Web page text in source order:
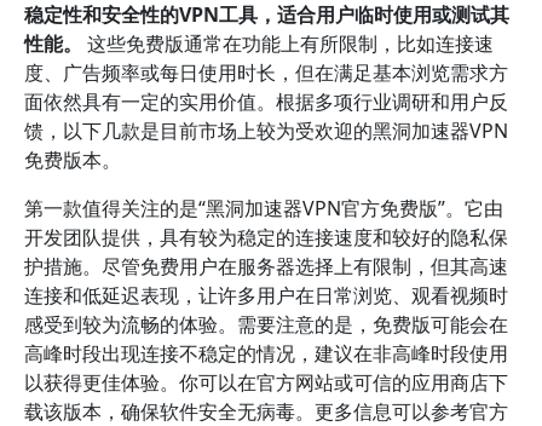
稳定性和安全性的VPN工具，适合用户临时使用或测试其
性能。
这些免费版通常在功能上有所限制，比如连接速
度、广告频率或每日使用时长，但在满足基本浏览需求方
面依然具有一定的实用价值。根据多项行业调研和用户反
馈，以下几款是目前市场上较为受欢迎的黑洞加速器VPN
免费版本。
第一款值得关注的是“黑洞加速器VPN官方免费版”。它由
开发团队提供，具有较为稳定的连接速度和较好的隐私保
护措施。尽管免费用户在服务器选择上有限制，但其高速
连接和低延迟表现，让许多用户在日常浏览、观看视频时
感受到较为流畅的体验。需要注意的是，免费版可能会在
高峰时段出现连接不稳定的情况，建议在非高峰时段使用
以获得更佳体验。你可以在官方网站或可信的应用商店下
载该版本，确保软件安全无病毒。更多信息可以参考官方